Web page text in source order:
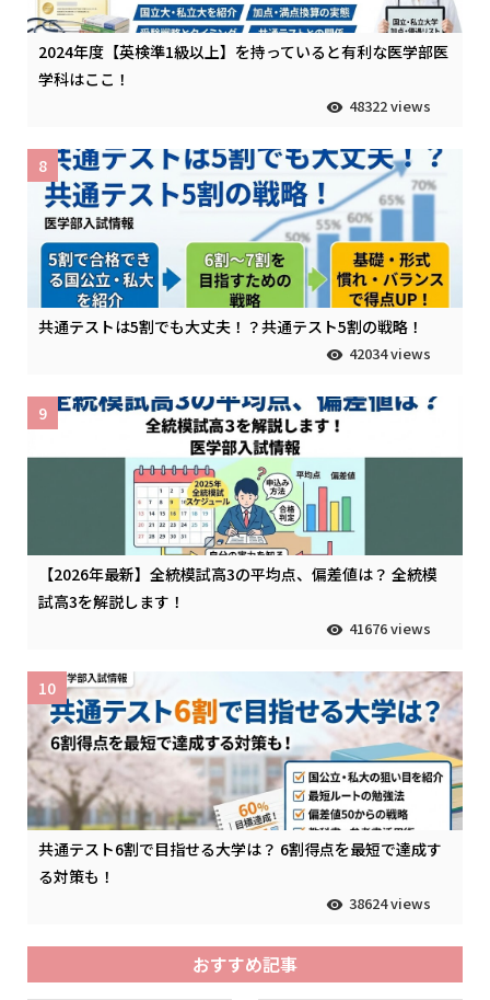
2024年度【英検準1級以上】を持っていると有利な医学部医
学科はここ！
48322 views
共通テストは5割でも大丈夫！？共通テスト5割の戦略！
42034 views
8
【2026年最新】全統模試高3の平均点、偏差値は？ 全統模
試高3を解説します！
41676 views
9
共通テスト6割で目指せる大学は？ 6割得点を最短で達成す
る対策も！
38624 views
10
おすすめ記事